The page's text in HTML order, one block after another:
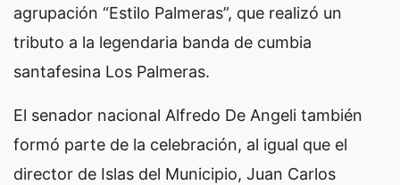
agrupación “Estilo Palmeras”, que realizó un
tributo a la legendaria banda de cumbia
santafesina Los Palmeras.
El senador nacional Alfredo De Angeli también
formó parte de la celebración, al igual que el
director de Islas del Municipio, Juan Carlos